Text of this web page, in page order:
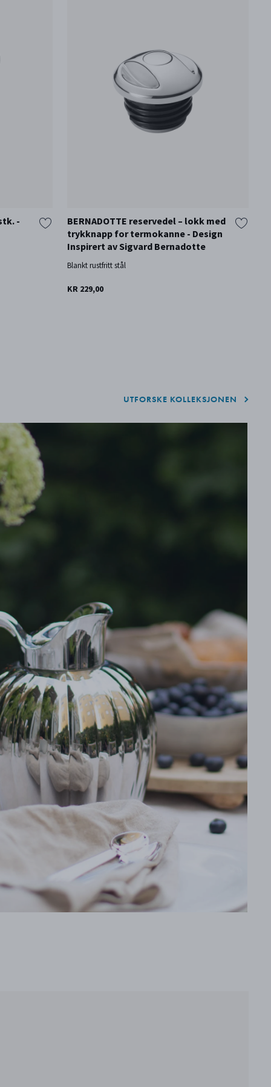
-
BERNADOTTE reservedel – lokk med
trykknapp for termokanne - Design
Inspirert av Sigvard Bernadotte
Blankt rustfritt stål
KR 229,00
UTFORSKE KOLLEKSJONEN